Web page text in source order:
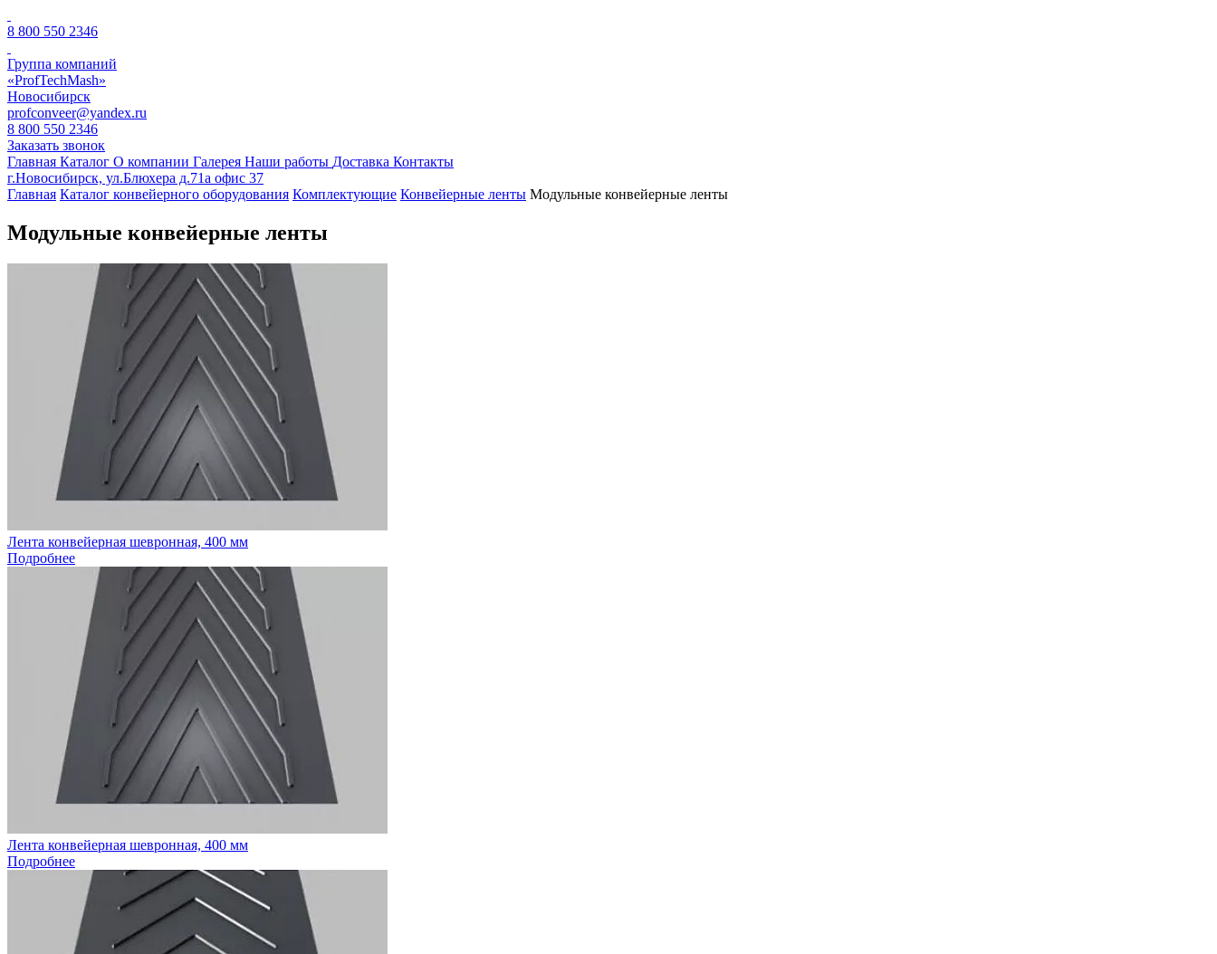
8 800 550 2346
Группа компаний
«ProfTechMash»
Новосибирск
profconveer@yandex.ru
8 800 550 2346
Заказать звонок
Главная Каталог О компании Галерея Наши работы Доставка Контакты
г.Новосибирск, ул.Блюхера д.71а офис 37
Главная Каталог конвейерного оборудования Комплектующие Конвейерные ленты Модульные конвейерные ленты
Модульные конвейерные ленты
Лента конвейерная шевронная, 400 мм
Подробнее
Лента конвейерная шевронная, 400 мм
Подробнее